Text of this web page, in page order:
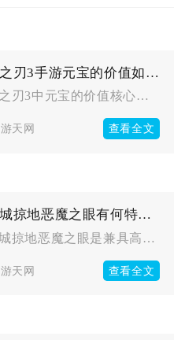
影之刃3手游元宝的价值如何体现
影之刃3中元宝的价值核心体现在加速养成、解锁核心玩法与获取稀...
游天网 查看全文
攻城掠地恶魔之眼有何特殊之处
攻城掠地恶魔之眼是兼具高额属性、专属特效、联动玩法的稀有道具...
游天网 查看全文